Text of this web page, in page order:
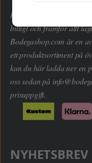
Här kan du handla hem
billigt och framför allt
Bodegashop.com är en
ett produktsortiment på
kan du här ladda ner en
oss sedan på
prisuppgift.
NYHETSBREV